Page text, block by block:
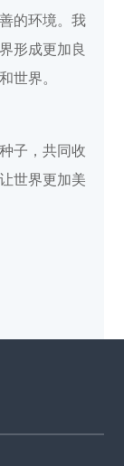
的环境。我
形成更加良
世界。
子，共同收
世界更加美